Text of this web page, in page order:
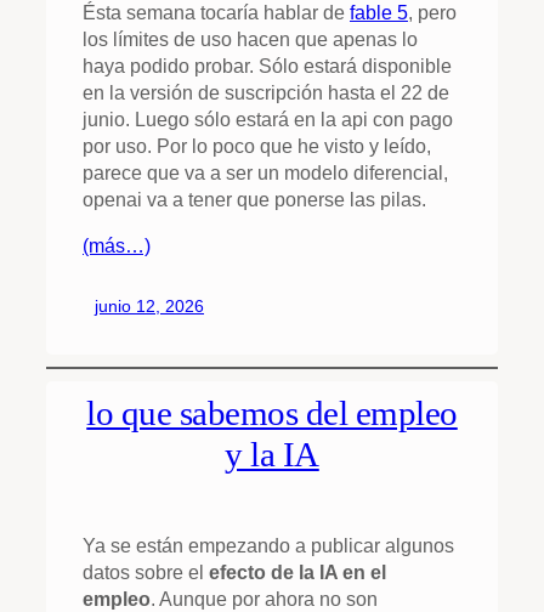
Ésta semana tocaría hablar de fable 5, pero
los límites de uso hacen que apenas lo
haya podido probar. Sólo estará disponible
en la versión de suscripción hasta el 22 de
junio. Luego sólo estará en la api con pago
por uso. Por lo poco que he visto y leído,
parece que va a ser un modelo diferencial,
openai va a tener que ponerse las pilas.
(más…)
junio 12, 2026
lo que sabemos del empleo
y la IA
Ya se están empezando a publicar algunos
datos sobre el efecto de la IA en el
empleo. Aunque por ahora no son